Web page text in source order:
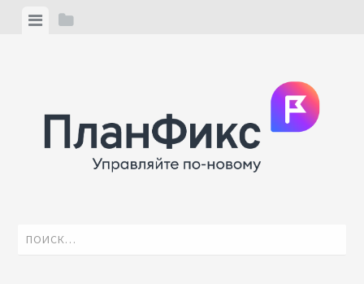
ViewView
Найти: